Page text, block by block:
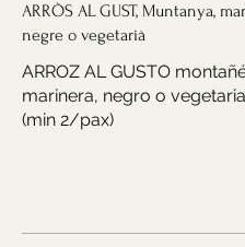
ARRÒS AL GUST, Muntanya,
negre o vegetarià
ARROZ AL GUSTO
marinera, negro o
(min 2/pax)